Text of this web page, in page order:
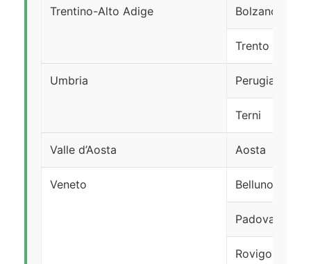
Trentino-Alto Adige Bolzano*
Trento
Umbria Perugia
Terni
Valle d’Aosta Aosta
Veneto Belluno
Padova
Rovigo